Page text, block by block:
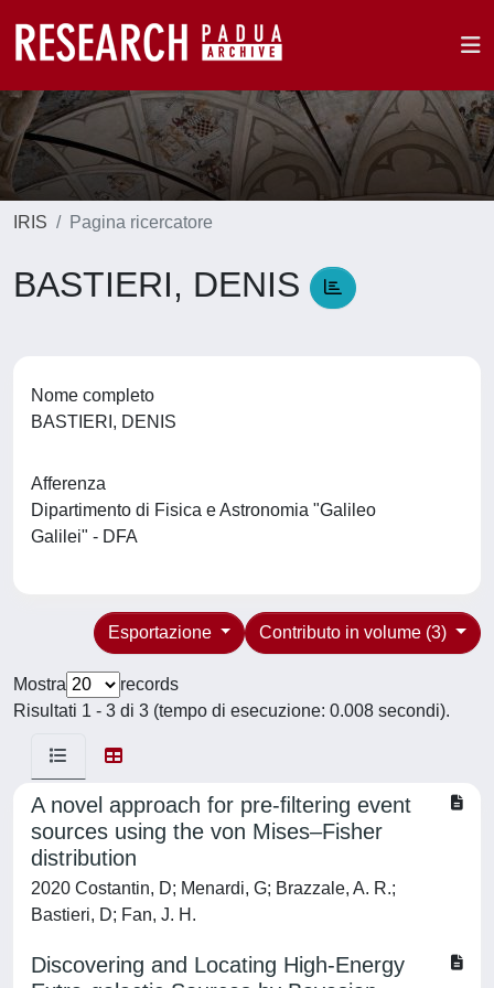
IRIS Pagina ricercatore
BASTIERI, DENIS
Nome completo
BASTIERI, DENIS
Afferenza
Dipartimento di Fisica e Astronomia "Galileo
Galilei" - DFA
Contributo in volume (3)
Esportazione
Mostra
records
Risultati 1 - 3 di 3 (tempo di esecuzione: 0.008 secondi).
A novel approach for pre-ﬁltering event
sources using the von Mises–Fisher
distribution
2020 Costantin, D; Menardi, G; Brazzale, A. R.;
Bastieri, D; Fan, J. H.
Discovering and Locating High-Energy